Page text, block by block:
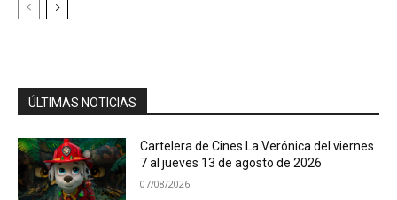
ÚLTIMAS NOTICIAS
Cartelera de Cines La Verónica del viernes
7 al jueves 13 de agosto de 2026
07/08/2026